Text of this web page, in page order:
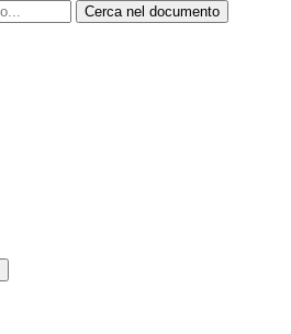
Cerca nel documento